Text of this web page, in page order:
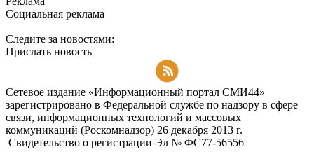
Социальная реклама
Следите за новостями:
Прислать новость
Сетевое издание «Информационный портал СМИ44»
зарегистрировано в Федеральной службе по надзору в сфере
связи, информационных технологий и массовых
коммуникаций (Роскомнадзор) 26 декабря 2013 г.
Свидетельство о регистрации Эл № ФC77-56556